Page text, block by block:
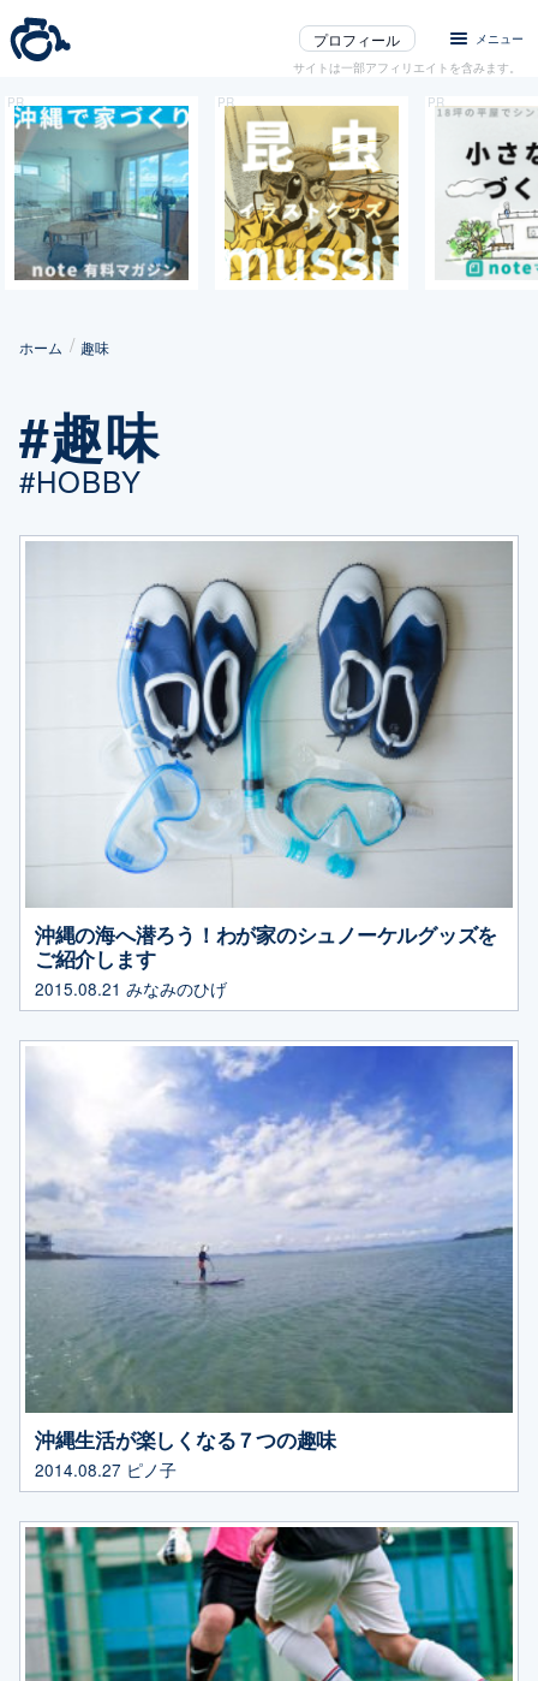
プロフィール
メニュー
サイトは一部アフィリエイトを含みます。
ホーム 趣味
#趣味
#HOBBY
沖縄の海へ潜ろう！わが家のシュノーケルグッズを
ご紹介します
2015.08.21 みなみのひげ
沖縄生活が楽しくなる７つの趣味
2014.08.27 ピノ子